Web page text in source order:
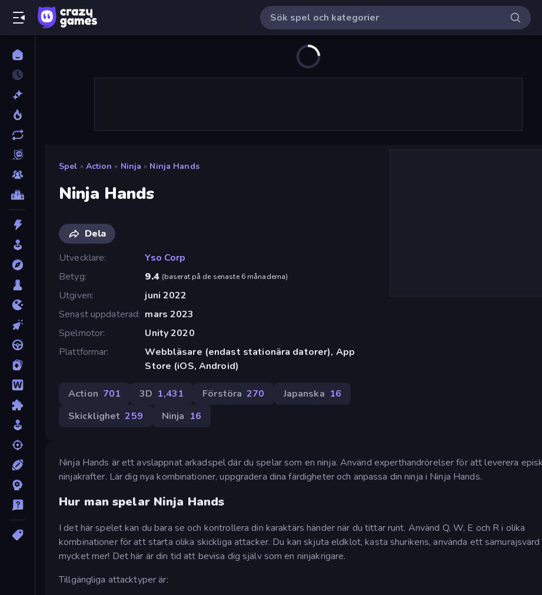
Spel » Action » Ninja » Ninja Hands
Ninja Hands
Dela
Utvecklare
Yso Corp
Betyg
9.4 (baserat på de senaste 6 månaderna)
Utgiven
juni 2022
Senast uppdaterad mars 2023
Spelmotor
Unity 2020
Plattformar
Webbläsare (endast stationära datorer), App
Store (iOS, Android)
Action 701 3D 1,431 Förstöra 270 Japanska 16
Skicklighet 259 Ninja 16
Ninja Hands är ett avslappnat arkadspel där du spelar som en ninja. Använd experthandrörelser för att leverera
ninjakrafter. Lär dig nya kombinationer, uppgradera dina färdigheter och anpassa din ninja i Ninja Hands.
Hur man spelar Ninja Hands
I det här spelet kan du bara se och kontrollera din karaktärs händer när du tittar runt. Använd Q, W, E och R i olika
kombinationer för att starta olika skickliga attacker. Du kan skjuta eldklot, kasta shurikens, använda ett samurajsvärd
mycket mer! Det här är din tid att bevisa dig själv som en ninjakrigare.
Tillgängliga attacktyper är: